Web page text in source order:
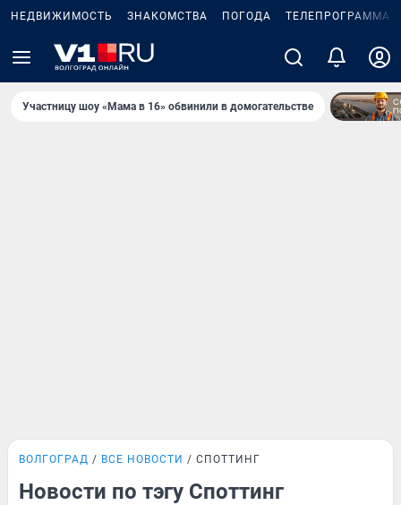
НЕДВИЖИМОСТЬ ЗНАКОМСТВА ПОГОДА ТЕЛЕПРОГРАММА
Участницу шоу «Мама в 16» обвинили в домогательстве
ВОЛГОГРАД ВСЕ НОВОСТИ СПОТТИНГ
Новости по тэгу Споттинг